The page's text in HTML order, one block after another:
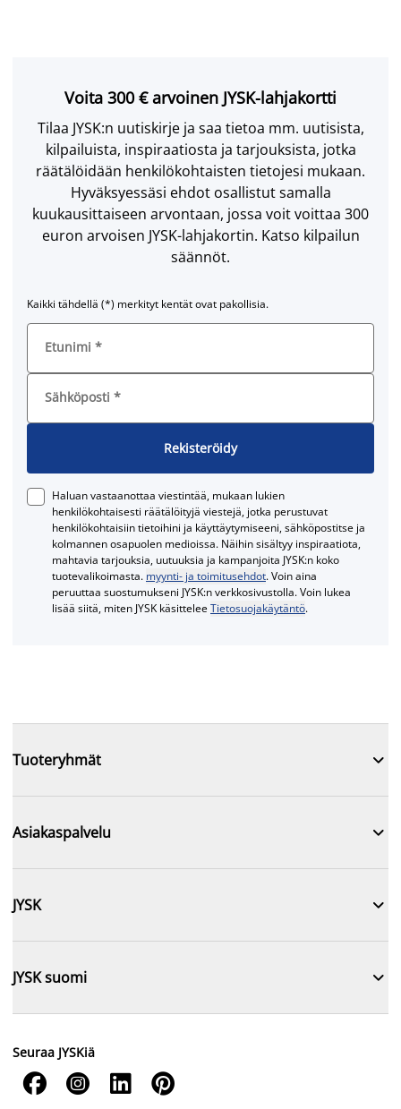
Voita 300 € arvoinen JYSK-lahjakortti
Tilaa JYSK:n uutiskirje ja saa tietoa mm. uutisista,
kilpailuista, inspiraatiosta ja tarjouksista, jotka
räätälöidään henkilökohtaisten tietojesi mukaan.
Hyväksyessäsi ehdot osallistut samalla
kuukausittaiseen arvontaan, jossa voit voittaa 300
euron arvoisen JYSK-lahjakortin. Katso kilpailun
säännöt.
Kaikki tähdellä (*) merkityt kentät ovat pakollisia.
Etunimi *
Sähköposti *
Rekisteröidy
Haluan vastaanottaa viestintää, mukaan lukien
henkilökohtaisesti räätälöityjä viestejä, jotka perustuvat
henkilökohtaisiin tietoihini ja käyttäytymiseeni, sähköpostitse ja
kolmannen osapuolen medioissa. Näihin sisältyy inspiraatiota,
mahtavia tarjouksia, uutuuksia ja kampanjoita JYSK:n koko
tuotevalikoimasta. myynti- ja toimitusehdot. Voin aina
peruuttaa suostumukseni JYSK:n verkkosivustolla. Voin lukea
lisää siitä, miten JYSK käsitteleeTietosuojakäytäntö.
Tuoteryhmät 
Asiakaspalvelu 
JYSK 
JYSK suomi 
Seuraa JYSKiä
   